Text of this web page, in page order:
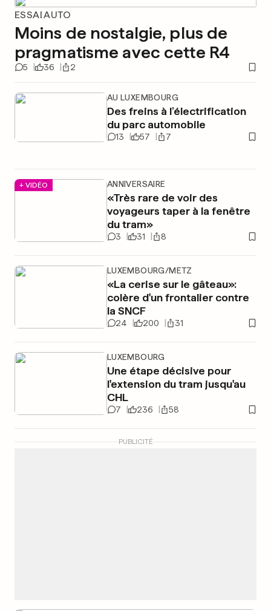
ESSAI AUTO
Moins de nostalgie, plus de
pragmatisme avec cette R4
5 36 2
AU LUXEMBOURG
Des freins à l’électrification
du parc automobile
13 57 7
+ VIDÉO ANNIVERSAIRE
«Très rare de voir des
voyageurs taper à la fenêtre
du tram»
3 31 8
LUXEMBOURG/METZ
«La cerise sur le gâteau»:
colère d'un frontalier contre
la SNCF
24 200 31
LUXEMBOURG
Une étape décisive pour
l'extension du tram jusqu'au
CHL
7 236 58
PUBLICITÉ